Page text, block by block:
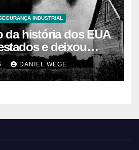
INDUSTRIAL
da história dos EUA
e deixou
mortos
DANIEL WEGE